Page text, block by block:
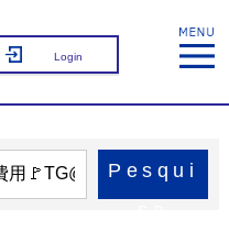
Login
Pesqui